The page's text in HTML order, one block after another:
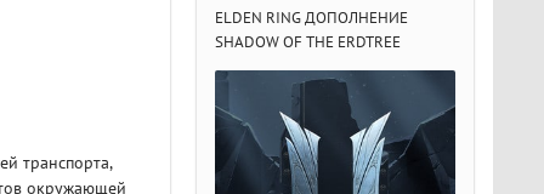
транспорта,
окружающей
ELDEN RING ДОПОЛНЕНИЕ
SHADOW OF THE ERDTREE